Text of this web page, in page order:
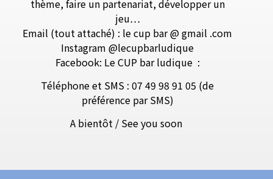
thème, faire un partenariat, développer un
jeu…
Email (tout attaché) : le cup bar @ gmail .com
Instagram @lecupbarludique
Facebook: Le CUP bar ludique :
Téléphone et SMS : 07 49 98 91 05 (de
préférence par SMS)
A bientôt / See you soon